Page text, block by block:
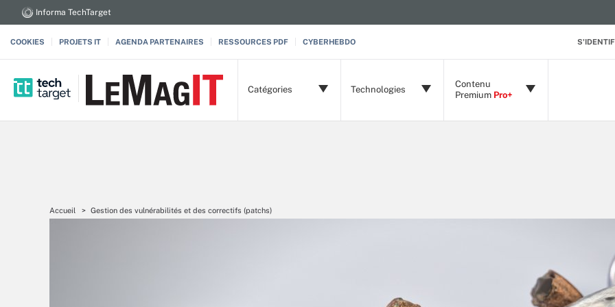
Informa TechTarget
COOKIES PROJETS IT AGENDA PARTENAIRES RESSOURCES PDF CYBERHEBDO
Catégories Technologies
Contenu
Premium Pro+
Accueil Gestion des vulnérabilités et des correctifs (patchs)